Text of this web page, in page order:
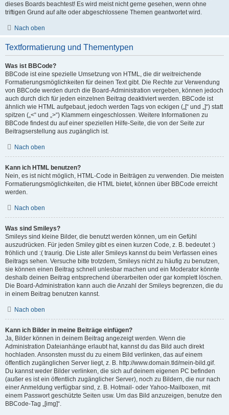
dieses Boards beachtest! Es wird meist nicht gerne gesehen, wenn ohne
triftigen Grund auf alte oder abgeschlossene Themen geantwortet wird.
Nach oben
Textformatierung und Thementypen
Was ist BBCode?
BBCode ist eine spezielle Umsetzung von HTML, die dir weitreichende
Formatierungsmöglichkeiten für deinen Text gibt. Die Rechte zur Verwendung
von BBCode werden durch die Board-Administration vergeben, können jedoch
auch durch dich für jeden einzelnen Beitrag deaktiviert werden. BBCode ist
ähnlich wie HTML aufgebaut, jedoch werden Tags von eckigen („[“ und „]“) statt
spitzen („<“ und „>“) Klammern eingeschlossen. Weitere Informationen zu
BBCode findest du auf einer speziellen Hilfe-Seite, die von der Seite zur
Beitragserstellung aus zugänglich ist.
Nach oben
Kann ich HTML benutzen?
Nein, es ist nicht möglich, HTML-Code in Beiträgen zu verwenden. Die meisten
Formatierungsmöglichkeiten, die HTML bietet, können über BBCode erreicht
werden.
Nach oben
Was sind Smileys?
Smileys sind kleine Bilder, die benutzt werden können, um ein Gefühl
auszudrücken. Für jeden Smiley gibt es einen kurzen Code, z. B. bedeutet :)
fröhlich und :( traurig. Die Liste aller Smileys kannst du beim Verfassen eines
Beitrags sehen. Versuche bitte trotzdem, Smileys nicht zu häufig zu benutzen,
sie können einen Beitrag schnell unlesbar machen und ein Moderator könnte
deshalb deinen Beitrag entsprechend überarbeiten oder gar komplett löschen.
Die Board-Administration kann auch die Anzahl der Smileys begrenzen, die du
in einem Beitrag benutzen kannst.
Nach oben
Kann ich Bilder in meine Beiträge einfügen?
Ja, Bilder können in deinem Beitrag angezeigt werden. Wenn die
Administration Dateianhänge erlaubt hat, kannst du das Bild auch direkt
hochladen. Ansonsten musst du zu einem Bild verlinken, das auf einem
öffentlich zugänglichen Server liegt, z. B. http://www.domain.tld/mein-bild.gif.
Du kannst weder Bilder verlinken, die sich auf deinem eigenen PC befinden
(außer es ist ein öffentlich zugänglicher Server), noch zu Bildern, die nur nach
einer Anmeldung verfügbar sind, z. B. Hotmail- oder Yahoo-Mailboxen, mit
einem Passwort geschützte Seiten usw. Um das Bild anzuzeigen, benutze den
BBCode-Tag „[img]“.